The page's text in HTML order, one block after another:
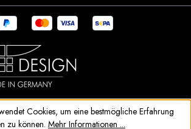
Cookies, um eine bestmögliche Erfahrung
zu können. Mehr Informationen ...